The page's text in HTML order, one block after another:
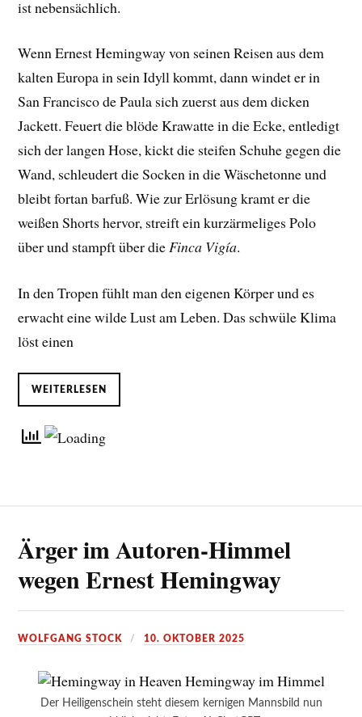
ist nebensächlich.
Wenn Ernest Hemingway von seinen Reisen aus dem
kalten Europa in sein Idyll kommt, dann windet er in
San Francisco de Paula sich zuerst aus dem dicken
Jackett. Feuert die blöde Krawatte in die Ecke, entledigt
sich der langen Hose, kickt die steifen Schuhe gegen die
Wand, schleudert die Socken in die Wäschetonne und
bleibt fortan barfuß. Wie zur Erlösung kramt er die
weißen Shorts hervor, streift ein kurzärmeliges Polo
über und stampft über dieFinca Vigía.
In den Tropen fühlt man den eigenen Körper und es
erwacht eine wilde Lust am Leben. Das schwüle Klima
löst einen
WEITERLESEN
Ärger im Autoren-Himmel
wegen Ernest Hemingway
WOLFGANG STOCK 10. OKTOBER 2025
Der Heiligenschein steht diesem kernigen Mannsbild nun